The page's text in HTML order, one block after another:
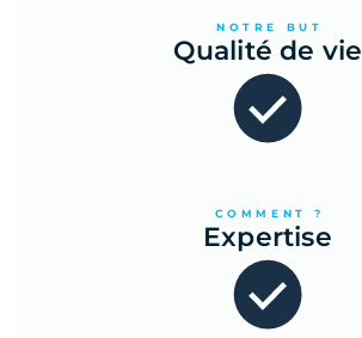
NOTRE BUT
Qualité de vie
COMMENT ?
Expertise